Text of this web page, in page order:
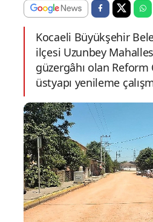
Kocaeli Büyükşehir
ilçesi Uzunbey
güzergâhı olan Reform
üstyapı yenileme